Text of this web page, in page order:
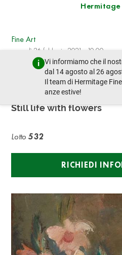
Hermitage
Vi informiamo che il
dal 14 agosto al 26
Il team di Hermitage
anze estive!
Fine Art
venerdì 26 febbraio 2021 - 10:00
lotto precedente
ANDRÉ FAVORY (1889-
Still life with flowers
Lotto532
RICHIEDI